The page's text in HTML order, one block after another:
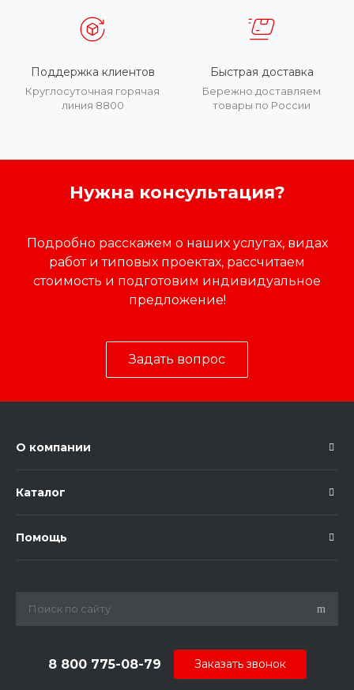
Поддержка клиентов
Круглосуточная горячая
линия 8800
Быстрая доставка
Бережно доставляем
товары по России
Нужна консультация?
Подробно расскажем о наших услугах, видах
работ и типовых проектах, рассчитаем
стоимость и подготовим индивидуальное
предложение!
Задать вопрос
О компании
Каталог
Помощь
8 800 775-08-79 Заказать звонок